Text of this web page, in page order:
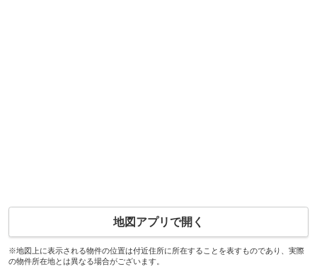
地図アプリで開く
※地図上に表示される物件の位置は付近住所に所在することを表すものであり、実際
の物件所在地とは異なる場合がございます。